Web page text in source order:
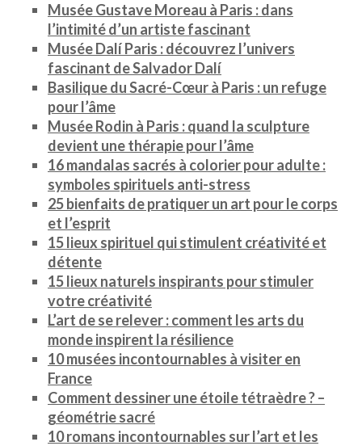
Musée Gustave Moreau à Paris : dans
l’intimité d’un artiste fascinant
Musée Dalí Paris : découvrez l’univers
fascinant de Salvador Dalí
Basilique du Sacré-Cœur à Paris : un refuge
pour l’âme
Musée Rodin à Paris : quand la sculpture
devient une thérapie pour l’âme
16 mandalas sacrés à colorier pour adulte :
symboles spirituels anti-stress
25 bienfaits de pratiquer un art pour le corps
et l’esprit
15 lieux spirituel qui stimulent créativité et
détente
15 lieux naturels inspirants pour stimuler
votre créativité
L’art de se relever : comment les arts du
monde inspirent la résilience
10 musées incontournables à visiter en
France
Comment dessiner une étoile tétraèdre ? –
géométrie sacré
10 romans incontournables sur l’art et les